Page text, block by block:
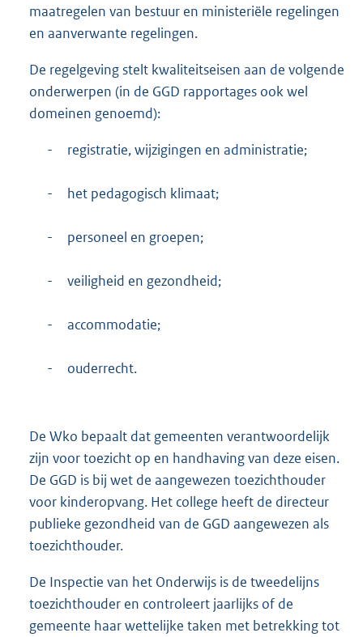
maatregelen van bestuur en ministeriële regelingen
en aanverwante regelingen.
De regelgeving stelt kwaliteitseisen aan de volgende
onderwerpen (in de GGD rapportages ook wel
domeinen genoemd):
- registratie, wijzigingen en administratie;
- het pedagogisch klimaat;
- personeel en groepen;
- veiligheid en gezondheid;
- accommodatie;
- ouderrecht.
De Wko bepaalt dat gemeenten verantwoordelijk
zijn voor toezicht op en handhaving van deze eisen.
De GGD is bij wet de aangewezen toezichthouder
voor kinderopvang. Het college heeft de directeur
publieke gezondheid van de GGD aangewezen als
toezichthouder.
De Inspectie van het Onderwijs is de tweedelijns
toezichthouder en controleert jaarlijks of de
gemeente haar wettelijke taken met betrekking tot